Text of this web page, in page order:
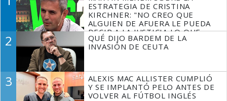
ESTRATEGIA DE CRISTINA
KIRCHNER: "NO CREO QUE
ALGUIEN DE AFUERA LE PUEDA
DECIR A LA JUSTICIA LO QUE
TIENE QUE HACER"
2
QUÉ DIJO BARDEM DE LA
INVASIÓN DE CEUTA
3
ALEXIS MAC ALLISTER CUMPLIÓ
Y SE IMPLANTÓ PELO ANTES DE
VOLVER AL FÚTBOL INGLÉS